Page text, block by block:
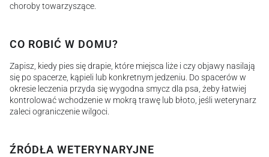
choroby towarzyszące.
CO ROBIĆ W DOMU?
Zapisz, kiedy pies się drapie, które miejsca liże i czy objawy nasilają
się po spacerze, kąpieli lub konkretnym jedzeniu. Do spacerów w
okresie leczenia przyda się wygodna smycz dla psa, żeby łatwiej
kontrolować wchodzenie w mokrą trawę lub błoto, jeśli weterynarz
zaleci ograniczenie wilgoci.
ŹRÓDŁA WETERYNARYJNE